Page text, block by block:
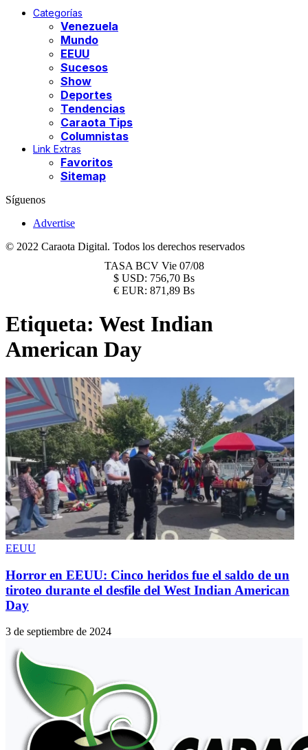
Categorías
Venezuela
Mundo
EEUU
Sucesos
Show
Deportes
Tendencias
Caraota Tips
Columnistas
Link Extras
Favoritos
Sitemap
Síguenos
Advertise
© 2022 Caraota Digital. Todos los derechos reservados
TASA BCV Vie 07/08
$ USD: 756,70 Bs
€ EUR: 871,89 Bs
Etiqueta: West Indian
American Day
EEUU
Horror en EEUU: Cinco heridos fue el saldo de un
tiroteo durante el desfile del West Indian American
Day
3 de septiembre de 2024